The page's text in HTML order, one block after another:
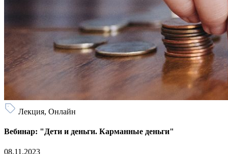
Лекция, Онлайн
Вебинар: "Дети и деньги. Карманные деньги"
08.11.2023